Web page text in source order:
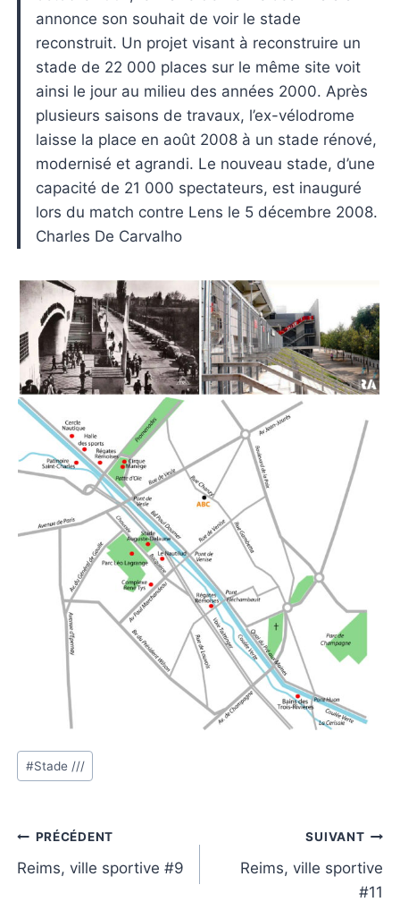
annonce son souhait de voir le stade
reconstruit. Un projet visant à reconstruire un
stade de 22 000 places sur le même site voit
ainsi le jour au milieu des années 2000. Après
plusieurs saisons de travaux, l’ex-vélodrome
laisse la place en août 2008 à un stade rénové,
modernisé et agrandi. Le nouveau stade, d’une
capacité de 21 000 spectateurs, est inauguré
lors du match contre Lens le 5 décembre 2008.
Charles De Carvalho
Étiquettes
de
publication :
#Stade ///
Navigation
de
PRÉCÉDENT
Reims, ville sportive #9
SUIVANT
Reims, ville sportive
#11